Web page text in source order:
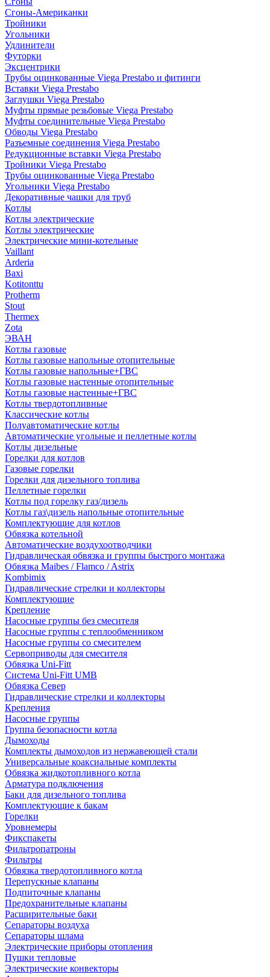
Сгоны-Американки
Тройники
Угольники
Удлинители
Футорки
Эксцентрики
Трубы оцинкованные Viega Prestabo и фитинги
Вставки Viega Prestabo
Заглушки Viega Prestabo
Муфты прямые резьбовые Viega Prestabo
Муфты соединительные Viega Prestabo
Обводы Viega Prestabo
Разъемные соединения Viega Prestabo
Редукционные вставки Viega Prestabo
Тройники Viega Prestabo
Трубы оцинкованные Viega Prestabo
Угольники Viega Prestabo
Декоративные чашки для труб
Котлы
Котлы электрические
Котлы электрические
Электрические мини-котельные
Vaillant
Arderia
Baxi
Kotitonttu
Protherm
Stout
Thermex
Zota
ЭВАН
Котлы газовые
Котлы газовые напольные отопительные
Котлы газовые напольные+ГВС
Котлы газовые настенные отопительные
Котлы газовые настенные+ГВС
Котлы твердотопливные
Классические котлы
Полуавтоматические котлы
Автоматические угольные и пеллетные котлы
Котлы дизельные
Горелки для котлов
Газовые горелки
Горелки для дизельного топлива
Пеллетные горелки
Котлы под горелку газ/дизель
Котлы газ\дизель напольные отопительные
Комплектующие для котлов
Обвязка котельной
Автоматические воздухоотводчики
Гидравлическая обвязка и группы быстрого монтажа
Обвязка Maibes / Flamco / Astrix
Kombimix
Гидравлические стрелки и коллекторы
Комплектующие
Крепление
Насосные группы без смесителя
Насосные группы с теплообменником
Насосные группы со смесителем
Сервоприводы для смесителя
Обвязка Uni-Fitt
Система Uni-Fitt UMB
Обвязка Север
Гидравлические стрелки и коллекторы
Крепления
Насосные группы
Группа безопасности котла
Дымоходы
Комплекты дымоходов из нержавеющей стали
Универсальные коаксиальные комплекты
Обвязка жидкотопливного котла
Арматура подключения
Баки для дизельного топлива
Комплектующие к бакам
Горелки
Уровнемеры
Фикспакеты
Фильтропатроны
Фильтры
Обвязка твердотопливного котла
Перепускные клапаны
Подпиточные клапаны
Предохранительные клапаны
Расширительные баки
Сепараторы воздуха
Сепараторы шлама
Электрические приборы отопления
Пушки тепловые
Электрические конвекторы